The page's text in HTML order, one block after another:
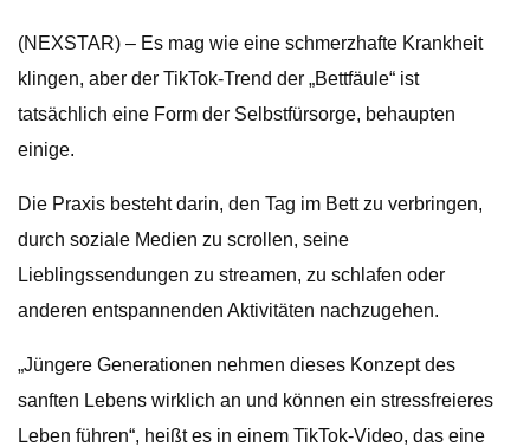
(NEXSTAR) – Es mag wie eine schmerzhafte Krankheit
klingen, aber der TikTok-Trend der „Bettfäule“ ist
tatsächlich eine Form der Selbstfürsorge, behaupten
einige.
Die Praxis besteht darin, den Tag im Bett zu verbringen,
durch soziale Medien zu scrollen, seine
Lieblingssendungen zu streamen, zu schlafen oder
anderen entspannenden Aktivitäten nachzugehen.
„Jüngere Generationen nehmen dieses Konzept des
sanften Lebens wirklich an und können ein stressfreieres
Leben führen“, heißt es in einem TikTok-Video, das eine